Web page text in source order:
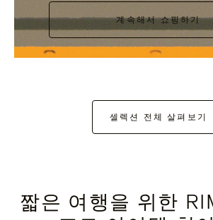
계속해서 쇼핑하기
셀렉션 전체 살펴보기
짧은 여행을 위한